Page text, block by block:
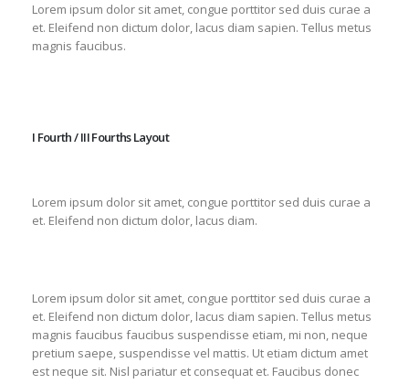
Lorem ipsum dolor sit amet, congue porttitor sed duis curae a
et. Eleifend non dictum dolor, lacus diam sapien. Tellus metus
magnis faucibus.
I Fourth / III Fourths Layout
Lorem ipsum dolor sit amet, congue porttitor sed duis curae a
et. Eleifend non dictum dolor, lacus diam.
Lorem ipsum dolor sit amet, congue porttitor sed duis curae a
et. Eleifend non dictum dolor, lacus diam sapien. Tellus metus
magnis faucibus faucibus suspendisse etiam, mi non, neque
pretium saepe, suspendisse vel mattis. Ut etiam dictum amet
est neque sit. Nisl pariatur et consequat et. Faucibus donec